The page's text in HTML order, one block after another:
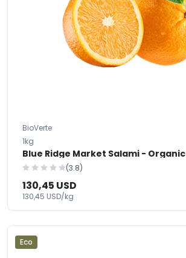
BioVerte
1kg
Blue Ridge Market Salami - Organic
(3.8)
130,45 USD
130,45 USD/kg
Eco